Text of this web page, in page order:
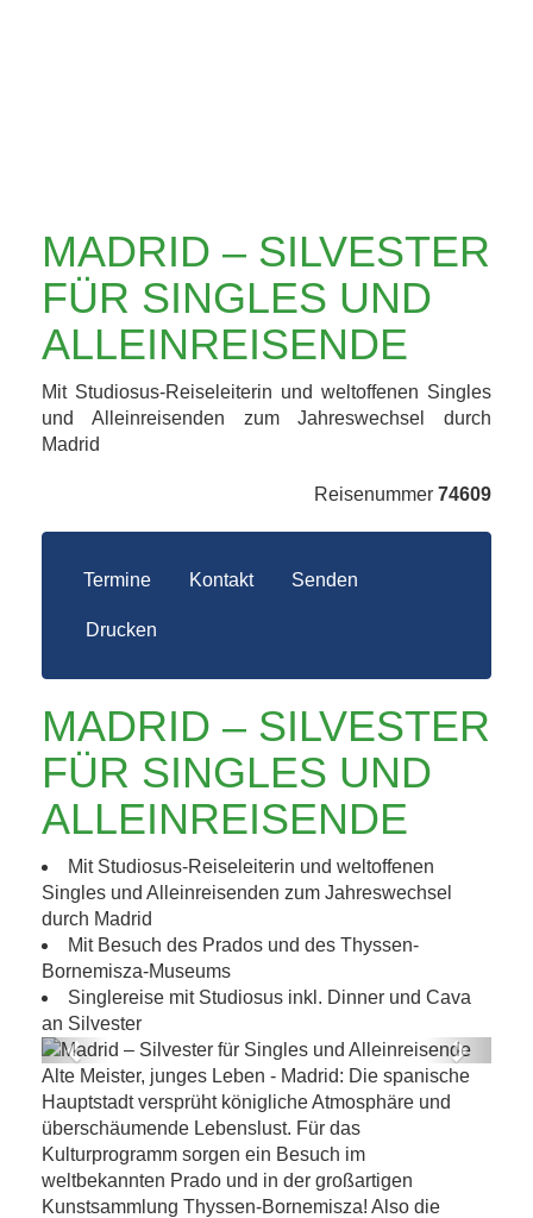
MADRID – SILVESTER
FÜR SINGLES UND
ALLEINREISENDE
Mit Studiosus-Reiseleiterin und weltoffenen Singles
und Alleinreisenden zum Jahreswechsel durch
Madrid
Reisenummer 74609
Termine Kontakt Senden
Drucken
MADRID – SILVESTER
FÜR SINGLES UND
ALLEINREISENDE
Mit Studiosus-Reiseleiterin und weltoffenen
Singles und Alleinreisenden zum Jahreswechsel
durch Madrid
Mit Besuch des Prados und des Thyssen-
Bornemisza-Museums
Singlereise mit Studiosus inkl. Dinner und Cava
an Silvester
Madrid – Silvester für Singles und
Alleinreisende
Previous Next
Alte Meister, junges Leben - Madrid: Die spanische
Hauptstadt versprüht königliche Atmosphäre und
überschäumende Lebenslust. Für das
Kulturprogramm sorgen ein Besuch im
weltbekannten Prado und in der großartigen
Kunstsammlung Thyssen-Bornemisza! Also die